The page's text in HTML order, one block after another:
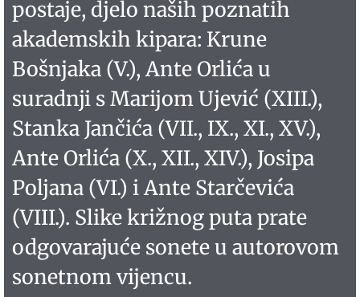
postaje, djelo naših poznatih
akademskih kipara: Krune
Bošnjaka (V.), Ante Orlića u
suradnji s Marijom Ujević (XIII.),
Stanka Jančića (VII., IX., XI., XV.),
Ante Orlića (X., XII., XIV.), Josipa
Poljana (VI.) i Ante Starčevića
(VIII.). Slike križnog puta prate
odgovarajuće sonete u autorovom
sonetnom vijencu.